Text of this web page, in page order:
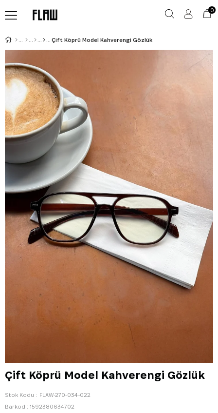
0
Çift Köprü Model Kahverengi Gözlük
Çift Köprü Model Kahverengi Gözlük
Stok Kodu
FLAW-270-034-022
Barkod : 1592380634702